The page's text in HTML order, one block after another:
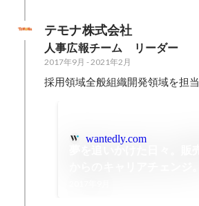
テモナ株式会社
人事広報チーム　リーダー
2017年9月 - 2021年2月
採用領域全般組織開発領域を担当
wantedly.com